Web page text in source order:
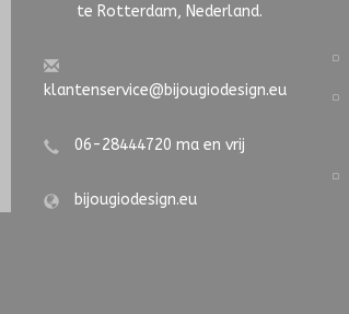
te Rotterdam, Nederland.
klantenservice@bijougiodesign.eu
06-28444720 ma en vrij
bijougiodesign.eu